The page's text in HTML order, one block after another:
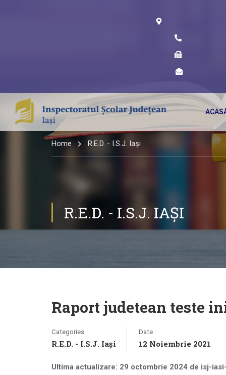
Home R.E.D. - I.S.J. Iași
R.E.D. - I.S.J. IAȘI
Raport judetean teste
Categories
R.E.D. - I.S.J. Iași
Date
12 Noiembrie 2021
Ultima actualizare: 29 octombrie 2024 de isj-